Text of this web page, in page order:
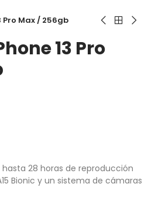
Pro Max / 256gb
13 Pro
28 horas de reproducción
Bionic y un sistema de cámaras